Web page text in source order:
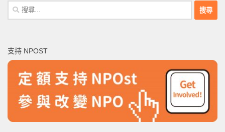
搜
尋
字:
支持 NPOST